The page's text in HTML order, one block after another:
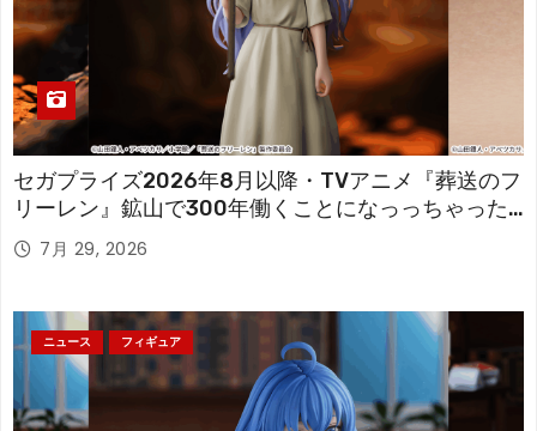
セガプライズ2026年8月以降・TVアニメ『葬送のフ
リーレン』鉱山で300年働くことになっっちゃった
「フリーレン」を立体化！
7月 29, 2026
ニュース フィギュア